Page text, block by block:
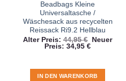
Beadbags Kleine
Universaltasche /
Wäschesack aus recycelten
Reissack Ri9.2 Hellblau
Alter Preis: 44,95€
Neuer
Preis: 34,95 €Aktueller
IN DEN WARENKORB